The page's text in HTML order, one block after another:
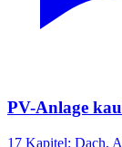
PV-Anlage
17 Kapitel: Dach,